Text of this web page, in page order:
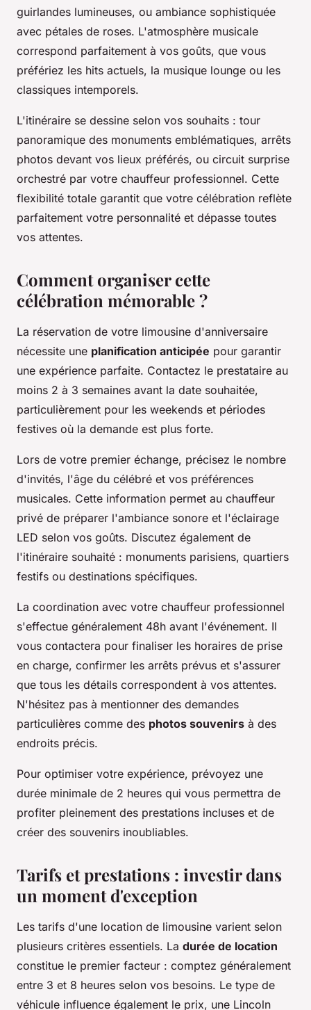
guirlandes lumineuses, ou ambiance sophistiquée
avec pétales de roses. L'atmosphère musicale
correspond parfaitement à vos goûts, que vous
préfériez les hits actuels, la musique lounge ou les
classiques intemporels.
L'itinéraire se dessine selon vos souhaits : tour
panoramique des monuments emblématiques, arrêts
photos devant vos lieux préférés, ou circuit surprise
orchestré par votre chauffeur professionnel. Cette
flexibilité totale garantit que votre célébration reflète
parfaitement votre personnalité et dépasse toutes
vos attentes.
Comment organiser cette
célébration mémorable ?
La réservation de votre limousine d'anniversaire
nécessite une planification anticipée pour garantir
une expérience parfaite. Contactez le prestataire au
moins 2 à 3 semaines avant la date souhaitée,
particulièrement pour les weekends et périodes
festives où la demande est plus forte.
Lors de votre premier échange, précisez le nombre
d'invités, l'âge du célébré et vos préférences
musicales. Cette information permet au chauffeur
privé de préparer l'ambiance sonore et l'éclairage
LED selon vos goûts. Discutez également de
l'itinéraire souhaité : monuments parisiens, quartiers
festifs ou destinations spécifiques.
La coordination avec votre chauffeur professionnel
s'effectue généralement 48h avant l'événement. Il
vous contactera pour finaliser les horaires de prise
en charge, confirmer les arrêts prévus et s'assurer
que tous les détails correspondent à vos attentes.
N'hésitez pas à mentionner des demandes
particulières comme des photos souvenirs à des
endroits précis.
Pour optimiser votre expérience, prévoyez une
durée minimale de 2 heures qui vous permettra de
profiter pleinement des prestations incluses et de
créer des souvenirs inoubliables.
Tarifs et prestations : investir dans
un moment d'exception
Les tarifs d'une location de limousine varient selon
plusieurs critères essentiels. La durée de location
constitue le premier facteur : comptez généralement
entre 3 et 8 heures selon vos besoins. Le type de
véhicule influence également le prix, une Lincoln